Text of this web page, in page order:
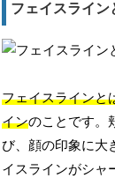
フェイスライン
フェイスラインと
インのことです。
び、顔の印象に大
イスラインがシャ